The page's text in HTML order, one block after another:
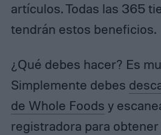
artículos. Todas las 365
tendrán estos beneficios.
¿Qué debes hacer? Es
Simplemente debes
de Whole Foods y
registradora para